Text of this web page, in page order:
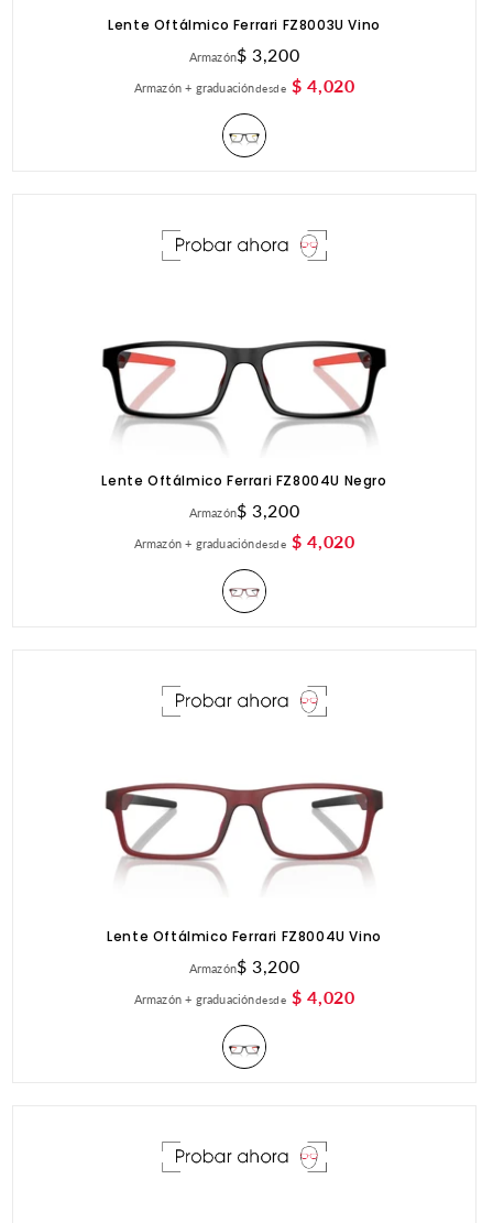
Lente Oftálmico Ferrari FZ8003U Vino
ArmazónPrecio
habitual
$ 3,200
Armazón + graduacióndesde $ 4,020
Lente Oftálmico Ferrari FZ8004U Negro
ArmazónPrecio
habitual
$ 3,200
Armazón + graduacióndesde $ 4,020
Lente Oftálmico Ferrari FZ8004U Vino
ArmazónPrecio
habitual
$ 3,200
Armazón + graduacióndesde $ 4,020